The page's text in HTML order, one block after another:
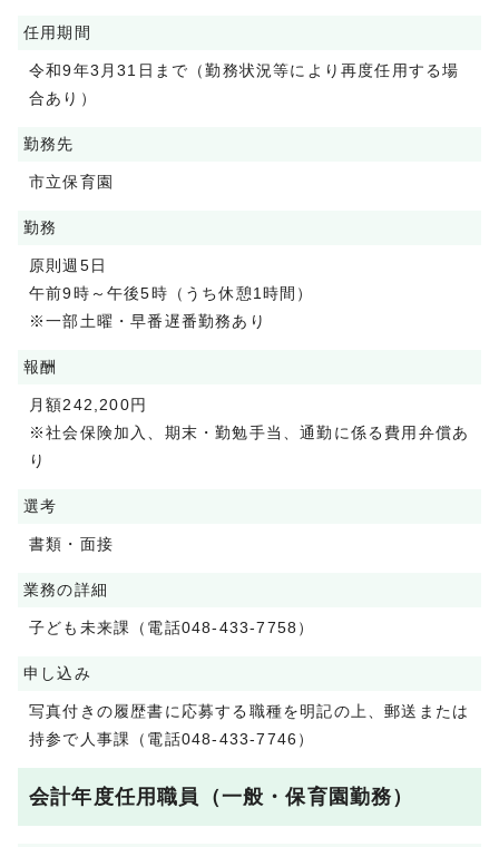
任用期間
令和9年3月31日まで（勤務状況等により再度任用する場
合あり）
勤務先
市立保育園
勤務
原則週5日
午前9時～午後5時（うち休憩1時間）
※一部土曜・早番遅番勤務あり
報酬
月額242,200円
※社会保険加入、期末・勤勉手当、通勤に係る費用弁償あ
り
選考
書類・面接
業務の詳細
子ども未来課（電話048-433-7758）
申し込み
写真付きの履歴書に応募する職種を明記の上、郵送または
持参で人事課（電話048-433-7746）
会計年度任用職員（一般・保育園勤務）